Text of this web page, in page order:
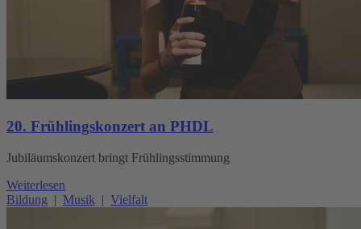
20. Frühlingskonzert an PHDL
Jubiläumskonzert bringt Frühlingsstimmung
Weiterlesen
Bildung | Musik | Vielfalt